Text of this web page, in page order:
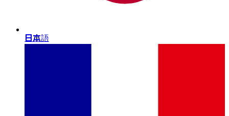
日本語